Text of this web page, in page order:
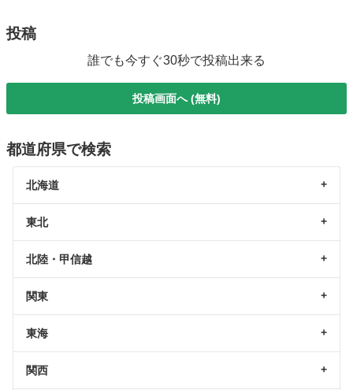
投稿
誰でも今すぐ30秒で投稿出来る
投稿画面へ (無料)
都道府県で検索
北海道
東北
北陸・甲信越
関東
東海
関西